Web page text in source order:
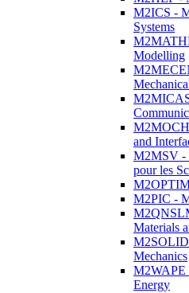
M2ICS -
Systems
Modelling
and
M2MSV -
pour les
M2PIC -
Materials
Mechanics
M2WAPE
Energy